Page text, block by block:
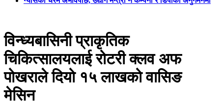
विन्ध्यबासिनी प्राकृतिक
चिकित्सालयलाई रोटरी क्लव अफ
पोखराले दियो १५ लाखको वासिङ
मेसिन